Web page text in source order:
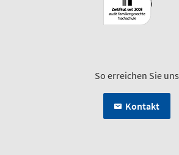
So erreichen Sie uns
Kontakt